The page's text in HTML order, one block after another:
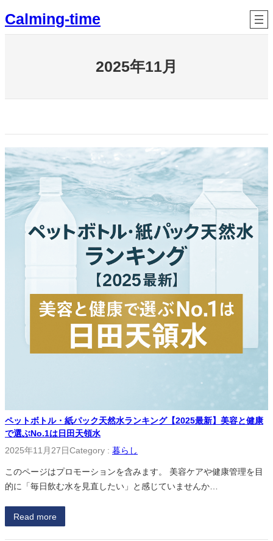
容
プ
Calming-time
2025年11月
ペットボトル・紙パック天然水ランキング【2025最新】美容と健康
で選ぶNo.1は日田天領水
2025年11月27日Category : 暮らし
このページはプロモーションを含みます。 美容ケアや健康管理を目
的に「毎日飲む水を見直したい」と感じていませんか…
Read more